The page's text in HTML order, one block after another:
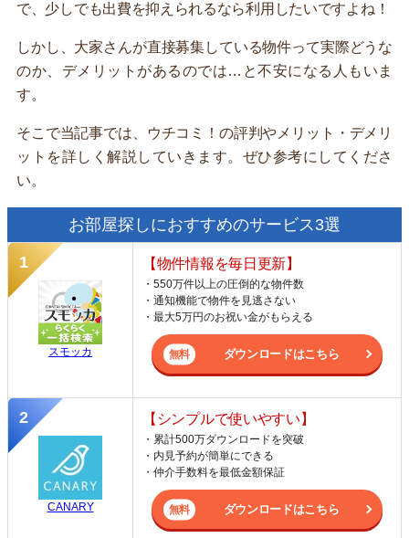
で、少しでも出費を抑えられるなら利用したいですよね！
しかし、大家さんが直接募集している物件って実際どうな
のか、デメリットがあるのでは…と不安になる人もいま
す。
そこで当記事では、ウチコミ！の評判やメリット・デメリ
ットを詳しく解説していきます。ぜひ参考にしてくださ
い。
お部屋探しにおすすめのサービス3選
スモッカ
【物件情報を毎日更新】
・550万件以上の圧倒的な物件数
・通知機能で物件を見逃さない
・最大5万円のお祝い金がもらえる
ダウンロードはこちら
CANARY
【シンプルで使いやすい】
・累計500万ダウンロードを突破
・内見予約が簡単にできる
・仲介手数料を最低金額保証
ダウンロードはこちら